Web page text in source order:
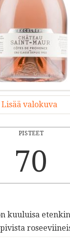
Lisää valokuva
PISTEET
70
kuuluisa etenkin